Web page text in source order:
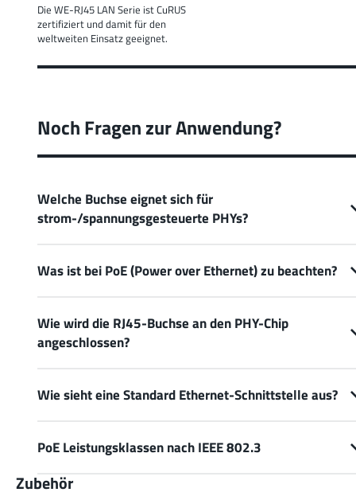
Die WE-RJ45 LAN Serie ist CuRUS
zertifiziert und damit für den
weltweiten Einsatz geeignet.
Noch Fragen zur Anwendung?
Welche Buchse eignet sich für
strom-/spannungsgesteuerte PHYs?
Was ist bei PoE (Power over Ethernet) zu beachten?
Wie wird die RJ45-Buchse an den PHY-Chip
angeschlossen?
Wie sieht eine Standard Ethernet-Schnittstelle aus?
PoE Leistungsklassen nach IEEE 802.3
Zubehör